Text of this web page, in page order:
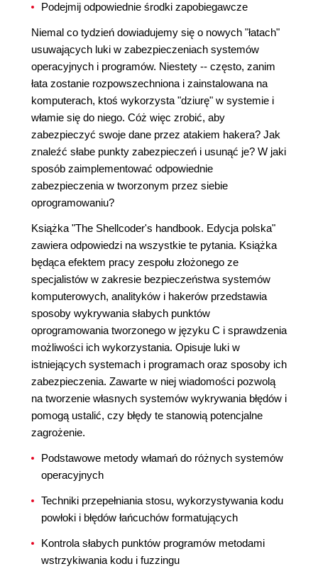
Podejmij odpowiednie środki zapobiegawcze
Niemal co tydzień dowiadujemy się o nowych "łatach"
usuwających luki w zabezpieczeniach systemów
operacyjnych i programów. Niestety -- często, zanim
łata zostanie rozpowszechniona i zainstalowana na
komputerach, ktoś wykorzysta "dziurę" w systemie i
włamie się do niego. Cóż więc zrobić, aby
zabezpieczyć swoje dane przez atakiem hakera? Jak
znaleźć słabe punkty zabezpieczeń i usunąć je? W jaki
sposób zaimplementować odpowiednie
zabezpieczenia w tworzonym przez siebie
oprogramowaniu?
Książka "The Shellcoder's handbook. Edycja polska"
zawiera odpowiedzi na wszystkie te pytania. Książka
będąca efektem pracy zespołu złożonego ze
specjalistów w zakresie bezpieczeństwa systemów
komputerowych, analityków i hakerów przedstawia
sposoby wykrywania słabych punktów
oprogramowania tworzonego w języku C i sprawdzenia
możliwości ich wykorzystania. Opisuje luki w
istniejących systemach i programach oraz sposoby ich
zabezpieczenia. Zawarte w niej wiadomości pozwolą
na tworzenie własnych systemów wykrywania błędów i
pomogą ustalić, czy błędy te stanowią potencjalne
zagrożenie.
Podstawowe metody włamań do różnych systemów
operacyjnych
Techniki przepełniania stosu, wykorzystywania kodu
powłoki i błędów łańcuchów formatujących
Kontrola słabych punktów programów metodami
wstrzykiwania kodu i fuzzingu